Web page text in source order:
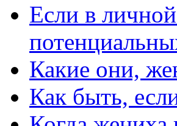
Если в
Какие они,
Как быть,